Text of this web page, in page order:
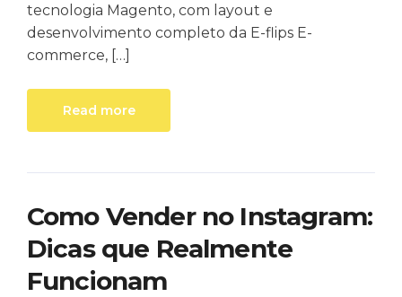
tecnologia Magento, com layout e
desenvolvimento completo da E-flips E-
commerce, […]
Read more
Como Vender no Instagram:
Dicas que Realmente
Funcionam